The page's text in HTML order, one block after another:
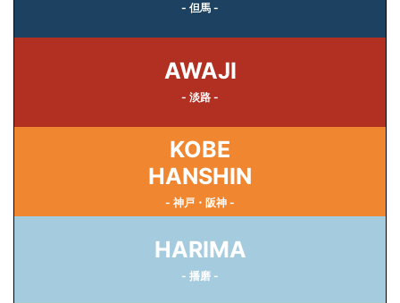
- 但馬 -
AWAJI
- 淡路 -
KOBE
HANSHIN
- 神戸・阪神 -
HARIMA
- 播磨 -